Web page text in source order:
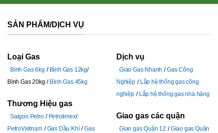
SẢN PHẨM/DỊCH VỤ
Loại Gas
Bình Gas 6kg
Bình Gas 12kg
Bình Gas 20kg
Bình Gas 45kg
Thương Hiệu gas
Saigon Petro
Petrolimex
PetroVietnam
Gas Dầu Khí
Gas
Dịch vụ
Giao Gas Nhanh
Gas Công
Nghiệp
Lắp hệ thống gas công
nghiệp
Lắp hệ thống gas nhà hàng
Giao gas các quận
Giao gas Quận 12
Giao gas Quận